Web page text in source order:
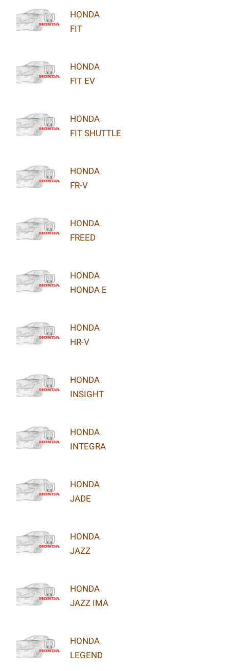
HONDA
FIT
HONDA
FIT EV
HONDA
FIT SHUTTLE
HONDA
FR-V
HONDA
FREED
HONDA
HONDA E
HONDA
HR-V
HONDA
INSIGHT
HONDA
INTEGRA
HONDA
JADE
HONDA
JAZZ
HONDA
JAZZ IMA
HONDA
LEGEND